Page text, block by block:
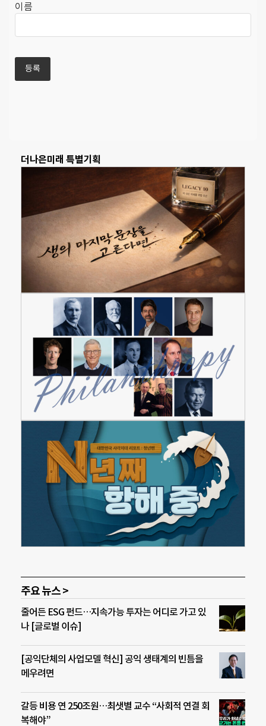
이름
더나은미래 특별기획
주요 뉴스 >
줄어든 ESG 펀드…지속가능 투자는 어디로 가고 있
나 [글로벌 이슈]
[공익단체의 사업모델 혁신] 공익 생태계의 빈틈을
메우려면
갈등 비용 연 250조원…최샛별 교수 “사회적 연결 회
복해야”